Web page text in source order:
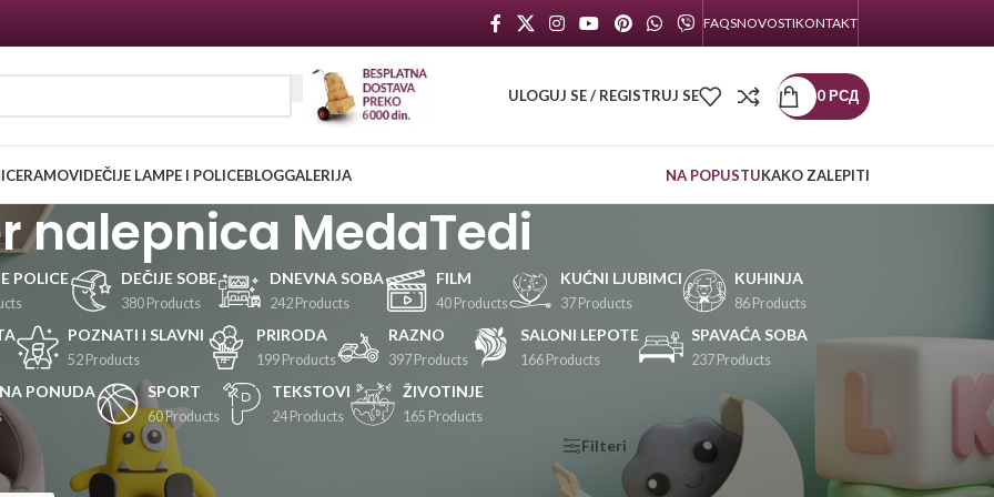
FAQSNOVOSTIKONTAKT
ULOGUJ SE / REGISTRUJ SE 0РСД
RAMOVIDEČIJE LAMPE I POLICEBLOGGALERIJA NA POPUSTUKAKO ZALEPITI
nalepnica MedaTedi
POLICE DEČIJE SOBE
380 Products
DNEVNA SOBA
242 Products
FILM
40 Products
KUĆNI LJUBIMCI
37 Products
KUHINJA
86 Products
POZNATI I SLAVNI
52 Products
PRIRODA
199 Products
RAZNO
397 Products
SALONI LEPOTE
166 Products
SPAVAĆA SOBA
237 Products
PONUDA SPORT
60 Products
TEKSTOVI
24 Products
ŽIVOTINJE
165 Products
Filteri
KATEGORIJE
PROIZVODA